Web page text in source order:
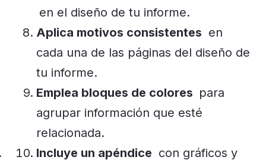
en el diseño de tu informe.
Aplica motivos consistentes en
cada una de las páginas del diseño de
tu informe.
Emplea bloques de colores para
agrupar información que esté
relacionada.
Incluye un apéndice con gráficos y